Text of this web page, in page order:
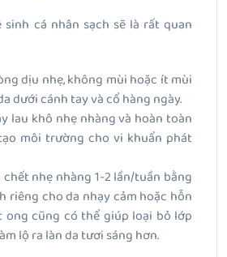
cá nhân sạch sẽ là rất quan
dịu nhẹ, không mùi hoặc ít mùi
dưới cánh tay và cổ hàng ngày.
lau khô nhẹ nhàng và hoàn toàn
môi trường cho vi khuẩn phát
nhẹ nhàng 1-2 lần/tuần bằng
riêng cho da nhạy cảm hoặc hỗn
ong cũng có thể giúp loại bỏ lớp
lộ ra làn da tươi sáng hơn.